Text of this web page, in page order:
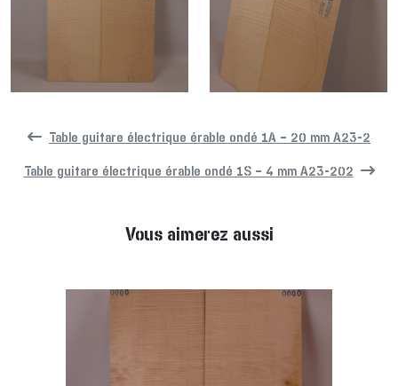
Table guitare électrique érable ondé 1A – 20 mm A23-2
Table guitare électrique érable ondé 1S – 4 mm A23-202
Vous aimerez aussi